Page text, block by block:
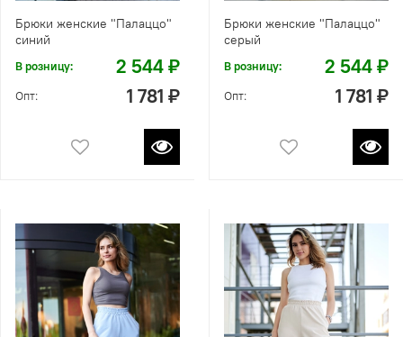
Брюки женские "Палаццо"
синий
В розницу: 2 544 ₽
Опт: 1 781 ₽
Брюки женские "Палаццо"
серый
В розницу: 2 544 ₽
Опт: 1 781 ₽